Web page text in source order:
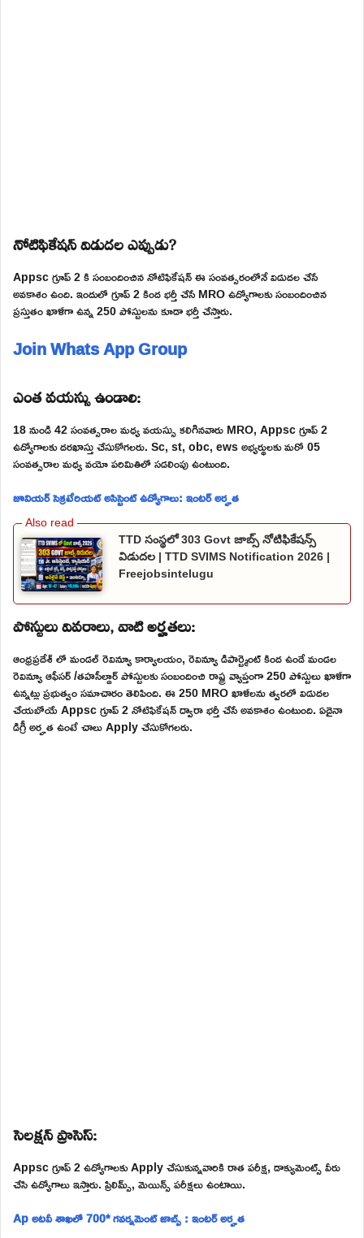
నోటిఫికేషన్ విడుదల ఎప్పుడు?
Appsc గ్రూప్ 2 కి సంబందించిన నోటిఫికేషన్ ఈ సంవత్సరంలోనే విడుదల చేసే
అవకాశం ఉంది. ఇందులో గ్రూప్ 2 కింద భర్తీ చేసే MRO ఉద్యోగాలకు సంబందించిన
ప్రస్తుతం ఖాళీగా ఉన్న 250 పోస్టులను కూడా భర్తీ చేస్తారు.
Join Whats App Group
ఎంత వయస్సు ఉండాలి:
18 నుండి 42 సంవత్సరాల మధ్య వయస్సు కలిగినవారు MRO, Appsc గ్రూప్ 2
ఉద్యోగాలకు దరఖాస్తు చేసుకోగలరు. Sc, st, obc, ews అభ్యర్థులకు మరో 05
సంవత్సరాల మధ్య వయో పరిమితిలో సడలింపు ఉంటుంది.
జూనియర్ సెక్రటేరియట్ అసిస్టెంట్ ఉద్యోగాలు: ఇంటర్ అర్హత
TTD సంస్థలో 303 Govt జాబ్స్ నోటిఫికేషన్స్
విడుదల | TTD SVIMS Notification 2026 |
Freejobsintelugu
పోస్టులు వివరాలు, వాటి అర్హతలు:
ఆంధ్రప్రదేశ్ లో మండల్ రెవిన్యూ కార్యాలయం, రెవిన్యూ డిపార్ట్మెంట్ కింద ఉండే మండల
రెవిన్యూ ఆఫీసర్ /తహసీల్దార్ పోస్టులకు సంబందించి రాష్ట్ర వ్యాప్తంగా 250 పోస్టులు ఖాళీగా
ఉన్నట్లు ప్రభుత్వం సమాచారం తెలిపింది. ఈ 250 MRO ఖాళీలను త్వరలో విడుదల
చేయబోయే Appsc గ్రూప్ 2 నోటిఫికేషన్ ద్వారా భర్తీ చేసే అవకాశం ఉంటుంది. ఏదైనా
డిగ్రీ అర్హత ఉంటే చాలు Apply చేసుకోగలరు.
సెలక్షన్ ప్రాసెస్:
Appsc గ్రూప్ 2 ఉద్యోగాలకు Apply చేసుకున్నవారికి రాత పరీక్ష, డాక్యుమెంట్స్ వీరు
చేసి ఉద్యోగాలు ఇస్తారు. ప్రిలిమ్స్, మెయిన్స్ పరీక్షలు ఉంటాయి.
Ap అటవీ శాఖలో 700* గవర్నమెంట్ జాబ్స్ : ఇంటర్ అర్హత